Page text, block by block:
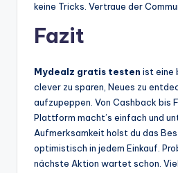
keine Tricks. Vertraue der
Fazit
Mydealz gratis testen ist eine
clever zu sparen, Neues zu
aufzupeppen. Von Cashback bis
Plattform macht’s einfach und
Aufmerksamkeit holst du das
optimistisch in jedem Einkauf.
nächste Aktion wartet schon.